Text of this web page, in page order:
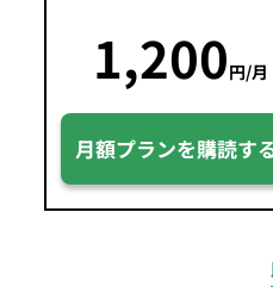
1,200円/月
月額プランを購読す